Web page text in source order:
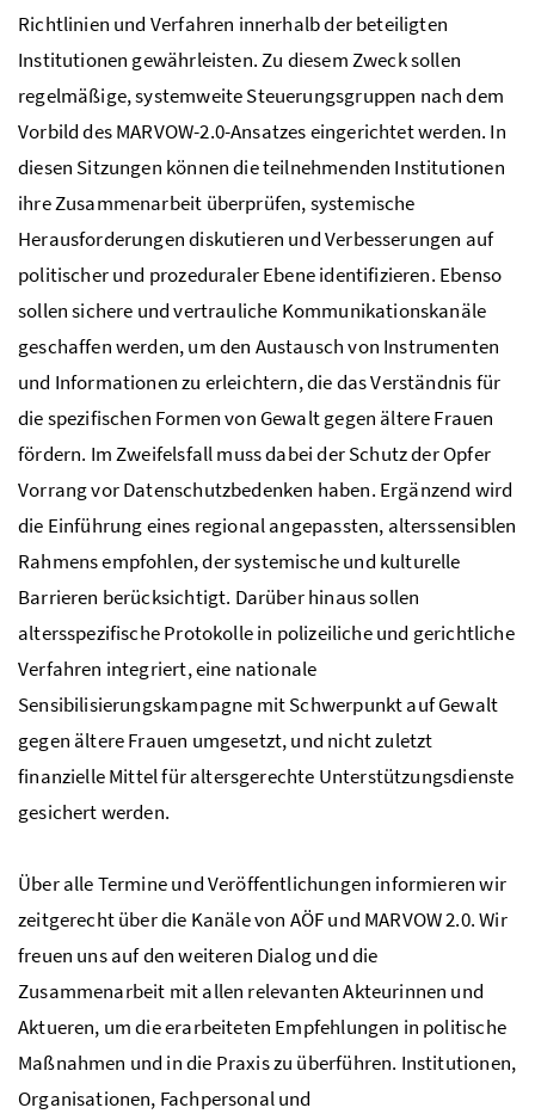
Richtlinien und Verfahren innerhalb der beteiligten
Institutionen gewährleisten. Zu diesem Zweck sollen
regelmäßige, systemweite Steuerungsgruppen nach dem
Vorbild des MARVOW-2.0-Ansatzes eingerichtet werden. In
diesen Sitzungen können die teilnehmenden Institutionen
ihre Zusammenarbeit überprüfen, systemische
Herausforderungen diskutieren und Verbesserungen auf
politischer und prozeduraler Ebene identifizieren. Ebenso
sollen sichere und vertrauliche Kommunikationskanäle
geschaffen werden, um den Austausch von Instrumenten
und Informationen zu erleichtern, die das Verständnis für
die spezifischen Formen von Gewalt gegen ältere Frauen
fördern. Im Zweifelsfall muss dabei der Schutz der Opfer
Vorrang vor Datenschutzbedenken haben. Ergänzend wird
die Einführung eines regional angepassten, alterssensiblen
Rahmens empfohlen, der systemische und kulturelle
Barrieren berücksichtigt. Darüber hinaus sollen
altersspezifische Protokolle in polizeiliche und gerichtliche
Verfahren integriert, eine nationale
Sensibilisierungskampagne mit Schwerpunkt auf Gewalt
gegen ältere Frauen umgesetzt, und nicht zuletzt
finanzielle Mittel für altersgerechte Unterstützungsdienste
gesichert werden.
Über alle Termine und Veröffentlichungen informieren wir
zeitgerecht über die Kanäle von AÖF und MARVOW 2.0. Wir
freuen uns auf den weiteren Dialog und die
Zusammenarbeit mit allen relevanten Akteurinnen und
Aktueren, um die erarbeiteten Empfehlungen in politische
Maßnahmen und in die Praxis zu überführen. Institutionen,
Organisationen, Fachpersonal und